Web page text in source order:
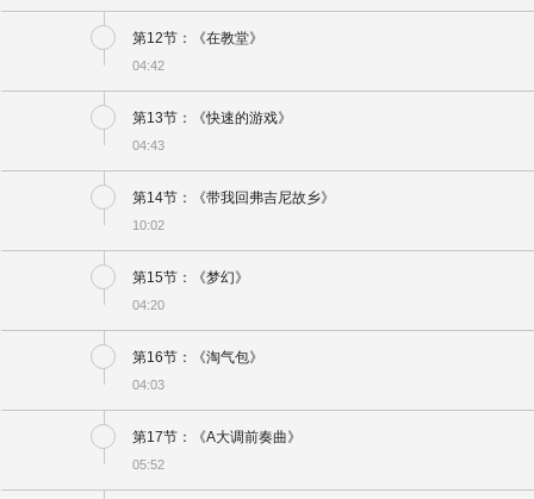
第12节：《在教堂》
04:42
第13节：《快速的游戏》
04:43
第14节：《带我回弗吉尼故乡》
10:02
第15节：《梦幻》
04:20
第16节：《淘气包》
04:03
第17节：《A大调前奏曲》
05:52